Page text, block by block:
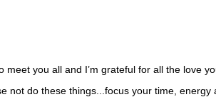
meet you all and I’m grateful for all the love
not do these things...focus your time, energy